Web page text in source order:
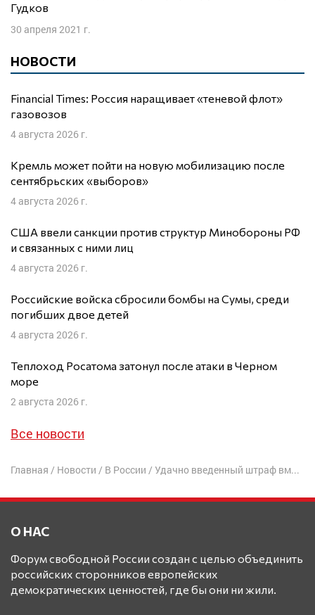
Гудков
30 апреля 2021 г.
НОВОСТИ
Financial Times: Россия наращивает «теневой флот»
газовозов
4 августа 2026 г.
Кремль может пойти на новую мобилизацию после
сентябрьских «выборов»
4 августа 2026 г.
США ввели санкции против структур Минобороны РФ
и связанных с ними лиц
4 августа 2026 г.
Российские войска сбросили бомбы на Сумы, среди
погибших двое детей
4 августа 2026 г.
Теплоход Росатома затонул после атаки в Черном
море
2 августа 2026 г.
Все новости
Главная / Новости / В России / Удачно введенный штраф вместо судимости помог чиновнице-мошеннице остаться служить
О НАС
Форум свободной России создан с целью объединить
российских сторонников европейских
демократических ценностей, где бы они ни жили.